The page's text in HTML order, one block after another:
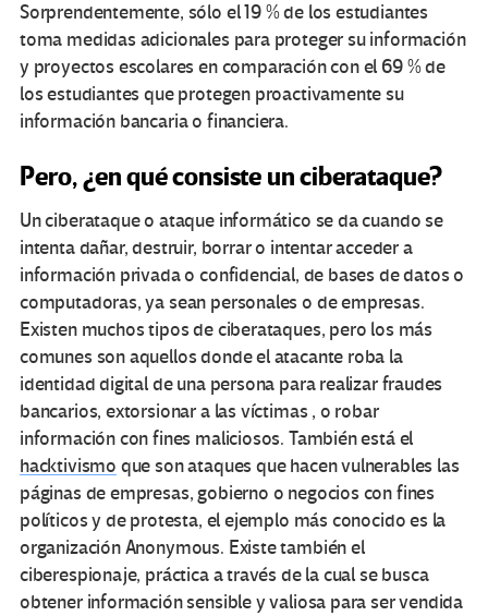
Sorprendentemente, sólo el 19 % de los estudiantes
toma medidas adicionales para proteger su información
y proyectos escolares en comparación con el 69 % de
los estudiantes que protegen proactivamente su
información bancaria o financiera.
Pero, ¿en qué consiste un ciberataque?
Un ciberataque o ataque informático se da cuando se
intenta dañar, destruir, borrar o intentar acceder a
información privada o confidencial, de bases de datos o
computadoras, ya sean personales o de empresas.
Existen muchos tipos de ciberataques, pero los más
comunes son aquellos donde el atacante roba la
identidad digital de una persona para realizar fraudes
bancarios, extorsionar a las víctimas , o robar
información con fines maliciosos. También está el
hacktivismo que son ataques que hacen vulnerables las
páginas de empresas, gobierno o negocios con fines
políticos y de protesta, el ejemplo más conocido es la
organización Anonymous. Existe también el
ciberespionaje, práctica a través de la cual se busca
obtener información sensible y valiosa para ser vendida